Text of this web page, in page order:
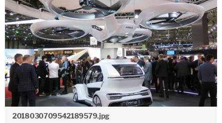
2018030709542189579.jpg